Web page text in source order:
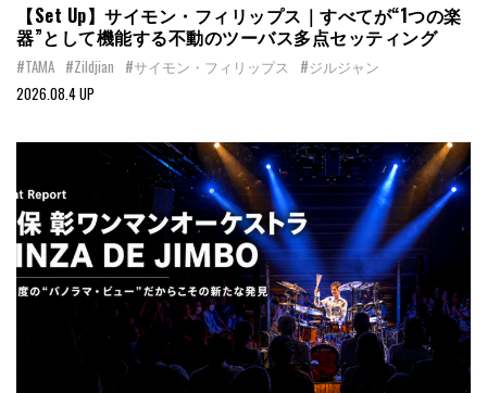
【Set Up】サイモン・フィリップス｜すべてが“1つの楽
器”として機能する不動のツーバス多点セッティング
#TAMA #Zildjian #サイモン・フィリップス
#ジルジャン
2026.08.4 UP